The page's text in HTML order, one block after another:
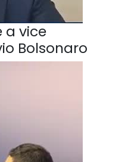
a vice
Bolsonaro